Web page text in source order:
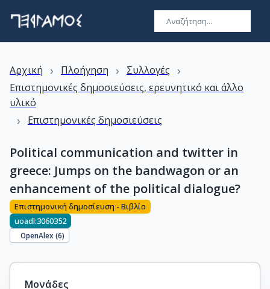
Αρχική › Πλοήγηση › Συλλογές ›
Επιστημονικές δημοσιεύσεις, ερευνητικό και άλλο
υλικό
› Επιστημονικές δημοσιεύσεις
Political communication and twitter in
greece: Jumps on the bandwagon or an
enhancement of the political dialogue?
Επιστημονική δημοσίευση - Βιβλίο
uoadl:3060352
OpenAlex (6)
Μονάδες